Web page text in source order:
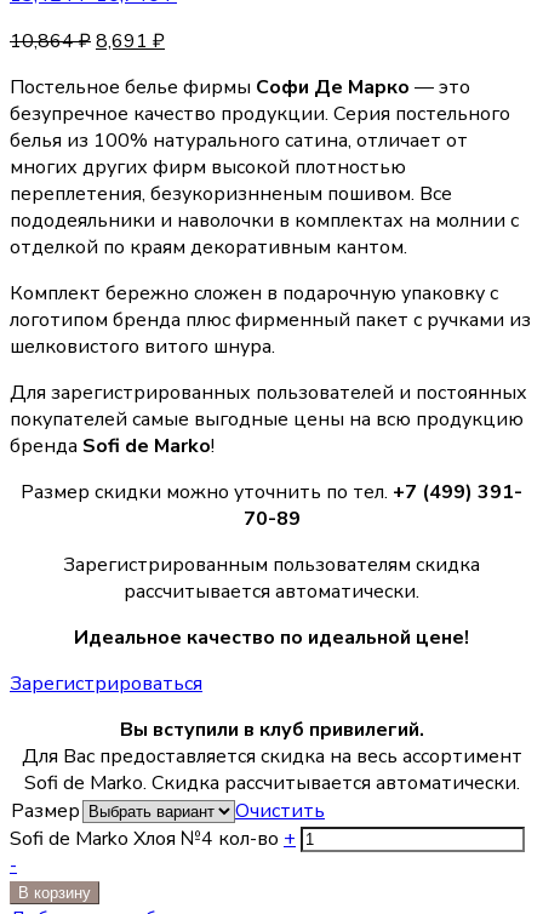
10,864₽8,691 ₽
Постельное белье фирмы Софи Де Марко — это
безупречное качество продукции. Серия постельного
белья из 100% натурального сатина, отличает от
многих других фирм высокой плотностью
переплетения, безукоризнненым пошивом. Все
пододеяльники и наволочки в комплектах на молнии с
отделкой по краям декоративным кантом.
Комплект бережно сложен в подарочную упаковку с
логотипом бренда плюс фирменный пакет с ручками из
шелковистого витого шнура.
Для зарегистрированных пользователей и постоянных
покупателей самые выгодные цены на всю продукцию
бренда Sofi de Marko!
Размер скидки можно уточнить по тел. +7 (499) 391-
70-89
Зарегистрированным пользователям скидка
рассчитывается автоматически.
Идеальное качество по идеальной цене!
Зарегистрироваться
Вы вступили в клуб привилегий.
Для Вас предоставляется скидка на весь ассортимент
Sofi de Marko. Скидка рассчитывается автоматически.
Размер
Очистить
Sofi de Marko Хлоя №4 кол-во +
-
В корзину